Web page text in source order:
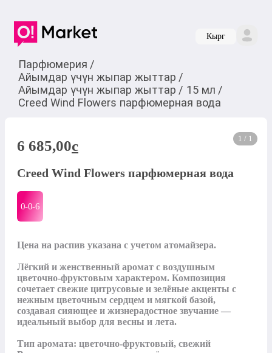
Кырг
Парфюмерия /
Айымдар үчүн жыпар жыттар /
Айымдар үчүн жыпар жыттар / 15 мл /
Creed Wind Flowers парфюмерная вода
1 / 1
6 685,00c
Creed Wind Flowers парфюмерная вода
0-0-6
Цена на распив указана с учетом атомайзера.
Лёгкий и женственный аромат с воздушным
цветочно‑фруктовым характером. Композиция
сочетает свежие цитрусовые и зелёные акценты с
нежным цветочным сердцем и мягкой базой,
создавая сияющее и жизнерадостное звучание —
идеальный выбор для весны и лета.
Тип аромата: цветочно‑фруктовый, свежий